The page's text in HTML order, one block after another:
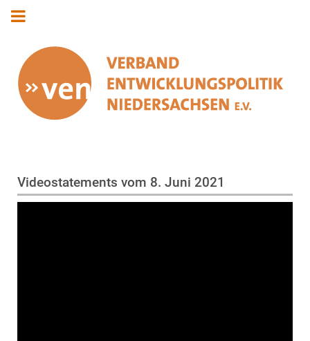
Videostatements vom 8. Juni 2021